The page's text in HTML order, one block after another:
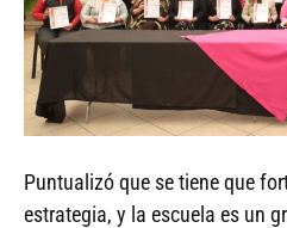
Puntualizó que se tiene que
estrategia, y la escuela es un